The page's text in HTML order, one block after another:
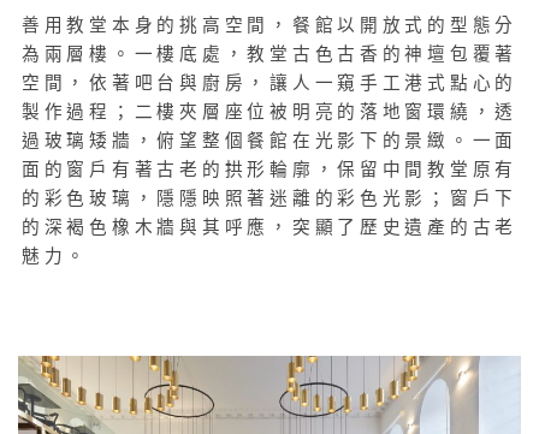
善用教堂本身的挑高空間，餐館以開放式的型態分
為兩層樓。一樓底處，教堂古色古香的神壇包覆著
空間，依著吧台與廚房，讓人一窺手工港式點心的
製作過程；二樓夾層座位被明亮的落地窗環繞，透
過玻璃矮牆，俯望整個餐館在光影下的景緻。一面
面的窗戶有著古老的拱形輪廓，保留中間教堂原有
的彩色玻璃，隱隱映照著迷離的彩色光影；窗戶下
的深褐色橡木牆與其呼應，突顯了歷史遺產的古老
魅力。